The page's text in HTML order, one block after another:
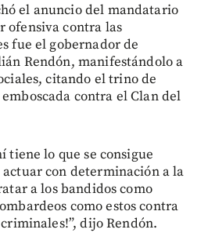
el anuncio del mandatario
ofensiva contra las
fue el gobernador de
Rendón, manifestándolo a
citando el trino de
contra el Clan del
tiene lo que se consigue
con determinación a la
a los bandidos como
como estos contra
dijo Rendón.